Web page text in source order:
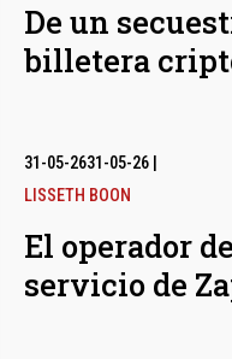
De un
billetera
31-05-2631-05-26
LISSETH BOON
El operador
servicio de